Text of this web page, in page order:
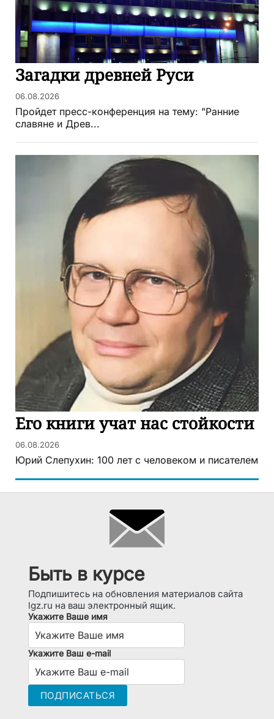
Загадки древней Руси
06.08.2026
Пройдет пресс-конференция на тему: "Ранние
славяне и Древ...
Его книги учат нас стойкости
06.08.2026
Юрий Слепухин: 100 лет с человеком и писателем
Быть в курсе
Подпишитесь на обновления материалов сайта
lgz.ru на ваш электронный ящик.
Укажите Ваше имя
Укажите Ваш e-mail